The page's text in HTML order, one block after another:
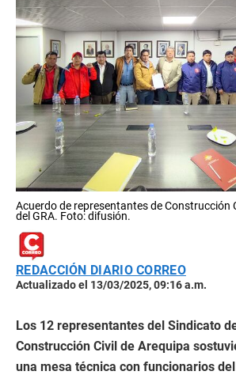
Acuerdo de representantes de Construcción
del GRA. Foto: difusión.
REDACCIÓN DIARIO CORREO
Actualizado el 13/03/2025, 09:16 a.m.
Los 12 representantes del Sindicato
Construcción Civil de Arequipa
una mesa técnica con funcionarios